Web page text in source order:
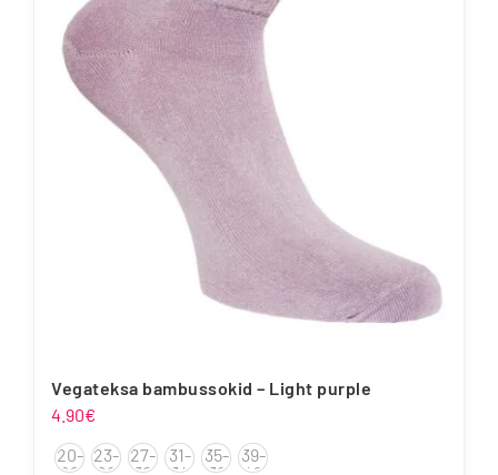
Valikuid
saab
teha
tootelehel.
Vegateksa bambussokid – Light purple
4.90€
20- 23- 27-
31-
35- 39-